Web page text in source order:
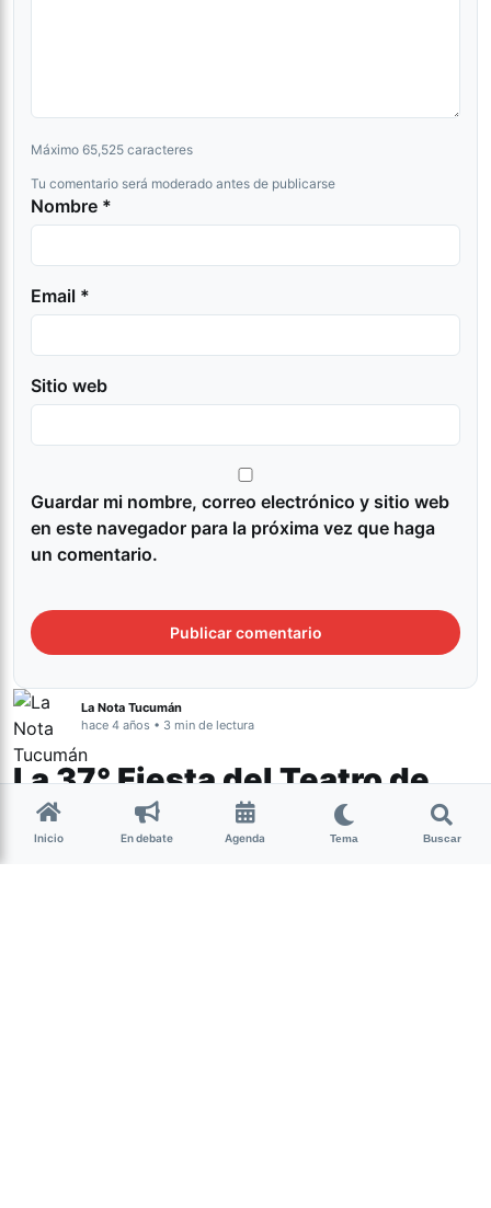
Máximo 65,525 caracteres
Tu comentario será moderado antes de publicarse
Nombre *
Email *
Sitio web
Guardar mi nombre, correo electrónico y sitio web
en este navegador para la próxima vez que haga
un comentario.
La Nota Tucumán
hace 4 años • 3 min de lectura
La 37° Fiesta del Teatro de
Tucumán ya tiene sus 16
obras seleccionadas
Inicio En debate Agenda Tema Buscar